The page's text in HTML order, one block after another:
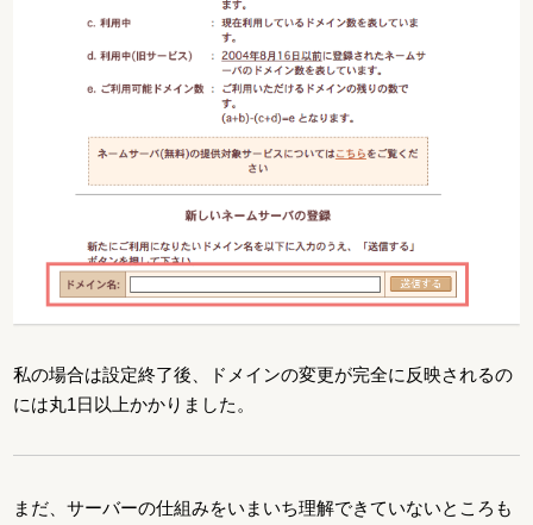
私の場合は設定終了後、ドメインの変更が完全に反映されるの
には丸1日以上かかりました。
まだ、サーバーの仕組みをいまいち理解できていないところも